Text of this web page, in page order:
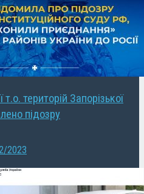
територій Запорізької
підозру
2023